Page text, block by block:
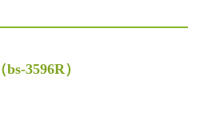
（bs-3596R）